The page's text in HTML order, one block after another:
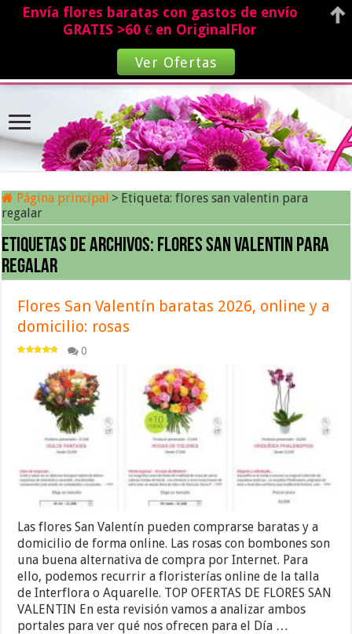
Página principal > Etiqueta:flores san valentin para
regalar
Etiquetas de archivos: flores san valentin para
regalar
Flores San Valentín baratas 2026, online y a
domicilio: rosas
0
Las flores San Valentín pueden comprarse baratas y a
domicilio de forma online. Las rosas con bombones son
una buena alternativa de compra por Internet. Para
ello, podemos recurrir a floristerías online de la talla
de Interflora o Aquarelle. TOP OFERTAS DE FLORES SAN
VALENTIN En esta revisión vamos a analizar ambos
portales para ver qué nos ofrecen para el Día …
Envía flores baratas con gastos de envío
GRATIS >60 € en OriginalFlor
Ver Ofertas